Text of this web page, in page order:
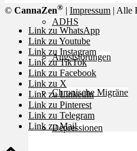
ADHS
Angststörungen
Chronische Migräne
Depressionen
© CannaZen® | Impressum | Alle
Link zu WhatsApp
Link zu Youtube
Link zu Instagram
Link zu TikTok
Link zu Facebook
Link zu X
Link zu LinkedIn
Link zu Pinterest
Link zu Telegram
Link zu Mail